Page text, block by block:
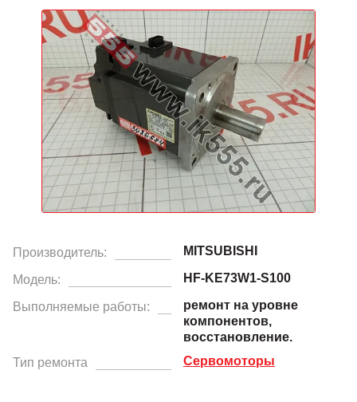
Производитель: MITSUBISHI
Модель: HF-KE73W1-S100
Выполняемые работы:
ремонт на уровне
компонентов,
восстановление.
Тип ремонта
Сервомоторы